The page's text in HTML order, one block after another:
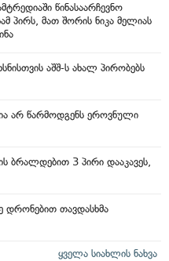
წინასაარჩევნო
პირს, მათ შორის ნიკა მელიას
აშშ-ს ახალ პირობებს
არ წარმოდგენს ეროვნული
ბრალდებით 3 პირი დააკავეს,
თავდასხმა
ყველა სიახლის ნახვა